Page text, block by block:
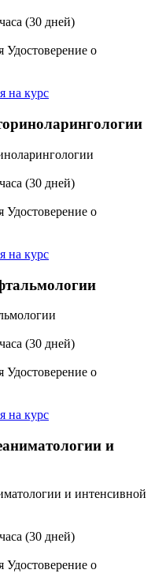
(30 дней)
Удостоверение о
на курс
(30 дней)
Удостоверение о
на курс
(30 дней)
Удостоверение о
на курс
и
(30 дней)
Удостоверение о